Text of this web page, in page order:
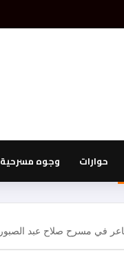
حوارات وجوه مسرحية
في مسرح صلاح عبد الصبور